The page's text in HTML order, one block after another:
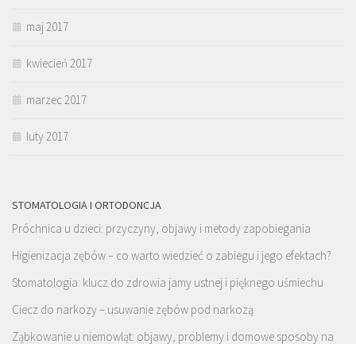
maj 2017
kwiecień 2017
marzec 2017
luty 2017
STOMATOLOGIA I ORTODONCJA
Próchnica u dzieci: przyczyny, objawy i metody zapobiegania
Higienizacja zębów – co warto wiedzieć o zabiegu i jego efektach?
Stomatologia: klucz do zdrowia jamy ustnej i pięknego uśmiechu
Ciecz do narkozy – usuwanie zębów pod narkozą
Ząbkowanie u niemowląt: objawy, problemy i domowe sposoby na